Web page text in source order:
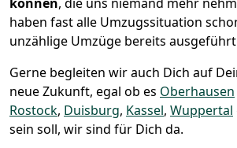
haben fast alle Umzugssituation
unzählige Umzüge bereits
Gerne begleiten wir auch Dich auf
neue Zukunft, egal ob es Oberhausen
Rostock, Duisburg, Kassel, Wuppertal
sein soll, wir sind für Dich da.